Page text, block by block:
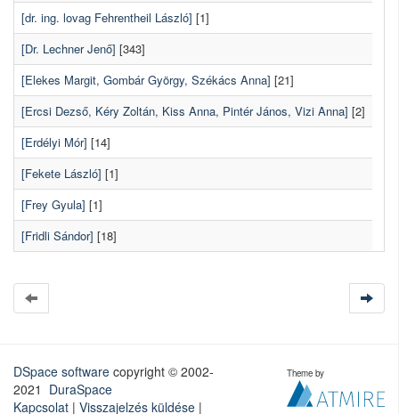
[dr. ing. lovag Fehrentheil László] [1]
[Dr. Lechner Jenő] [343]
[Elekes Margit, Gombár György, Székács Anna] [21]
[Ercsi Dezső, Kéry Zoltán, Kiss Anna, Pintér János, Vizi Anna] [2]
[Erdélyi Mór] [14]
[Fekete László] [1]
[Frey Gyula] [1]
[Fridli Sándor] [18]
DSpace software copyright © 2002-
2021 DuraSpace
Kapcsolat | Visszajelzés küldése |
Theme by